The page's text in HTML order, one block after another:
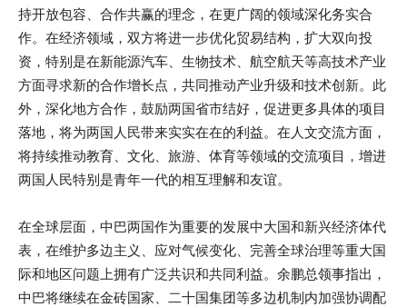
持开放包容、合作共赢的理念，在更广阔的领域深化务实合
作。在经济领域，双方将进一步优化贸易结构，扩大双向投
资，特别是在新能源汽车、生物技术、航空航天等高技术产业
方面寻求新的合作增长点，共同推动产业升级和技术创新。此
外，深化地方合作，鼓励两国省市结好，促进更多具体的项目
落地，将为两国人民带来实实在在的利益。在人文交流方面，
将持续推动教育、文化、旅游、体育等领域的交流项目，增进
两国人民特别是青年一代的相互理解和友谊。
在全球层面，中巴两国作为重要的发展中大国和新兴经济体代
表，在维护多边主义、应对气候变化、完善全球治理等重大国
际和地区问题上拥有广泛共识和共同利益。余鹏总领事指出，
中巴将继续在金砖国家、二十国集团等多边机制内加强协调配